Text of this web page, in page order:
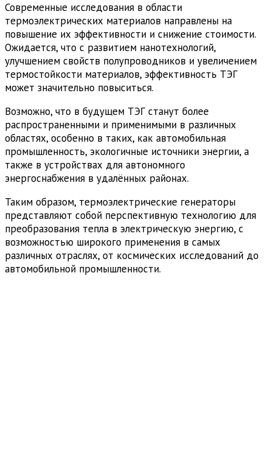
Современные исследования в области
термоэлектрических материалов направлены на
повышение их эффективности и снижение стоимости.
Ожидается, что с развитием нанотехнологий,
улучшением свойств полупроводников и увеличением
термостойкости материалов, эффективность ТЭГ
может значительно повыситься.
Возможно, что в будущем ТЭГ станут более
распространенными и применимыми в различных
областях, особенно в таких, как автомобильная
промышленность, экологичные источники энергии, а
также в устройствах для автономного
энергоснабжения в удалённых районах.
Таким образом, термоэлектрические генераторы
представляют собой перспективную технологию для
преобразования тепла в электрическую энергию, с
возможностью широкого применения в самых
различных отраслях, от космических исследований до
автомобильной промышленности.